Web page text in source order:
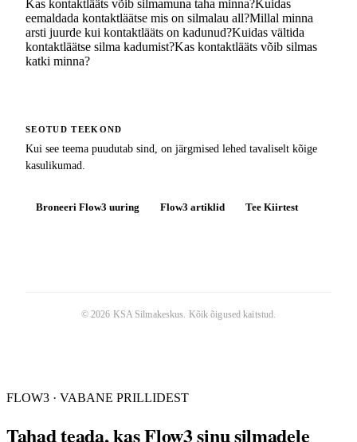
Kas kontaktlääts võib silmamuna taha minna?Kuidas
eemaldada kontaktläätse mis on silmalau all?Millal minna
arsti juurde kui kontaktlääts on kadunud?Kuidas vältida
kontaktläätse silma kadumist?Kas kontaktlääts võib silmas
katki minna?
SEOTUD TEEKOND
Kui see teema puudutab sind, on järgmised lehed tavaliselt kõige
kasulikumad.
Broneeri Flow3 uuring Flow3 artiklid Tee Kiirtest
© 2026 KSA Silmakeskus. Kõik õigused kaitstud.
FLOW3 · VABANE PRILLIDEST
Tahad teada, kas Flow3 sinu silmadele